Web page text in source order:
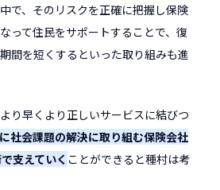
で、そのリスクを正確に把握し保険
って住民をサポートすることで、復
間を短くするといった取り組みも進
り早くより正しいサービスに結びつ
社会課題の解決に取り組む保険会社
支えていく ことができると種村は考